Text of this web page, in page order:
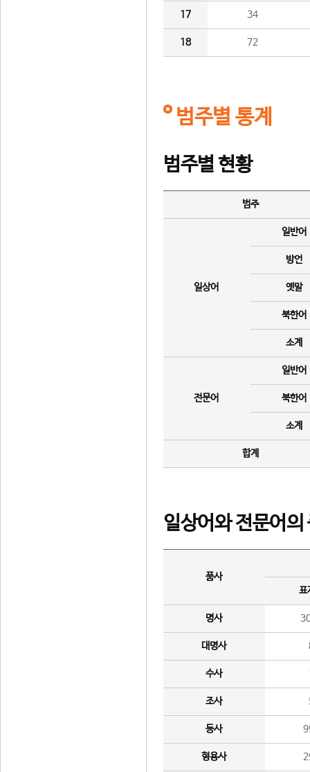
17 34
18 72
범주별 통계
범주별 현황
범주
일상어
일반어
방언
옛말
북한어
소계
전문어
일반어
북한어
소계
합계
일상어와 전문어의
품사
표
명사
대명사
수사
조사
동사
형용사